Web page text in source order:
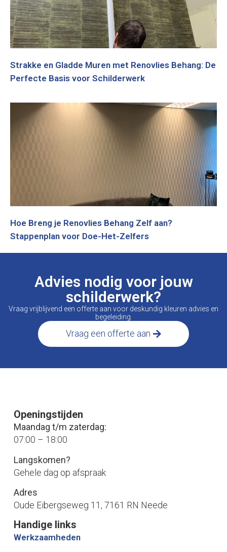
Strakke en Gladde Muren met Renovlies Behang: De
Perfecte Basis voor Schilderwerk
Hoe Breng je Renovlies Behang Zelf aan?
Stappenplan voor Doe-Het-Zelfers
Advies nodig voor jouw
schilderwerk?
Vraag vrijblijvend een offerte aan voor deskundig kleuren advies en
begeleiding.
Vraag een offerte aan
Openingstijden
Maandag t/m zaterdag:
07:00 – 18:00
Langskomen?
Gehele dag op afspraak
Adres
Oude Eibergseweg 11, 7161 RN Neede
Handige links
Werkzaamheden